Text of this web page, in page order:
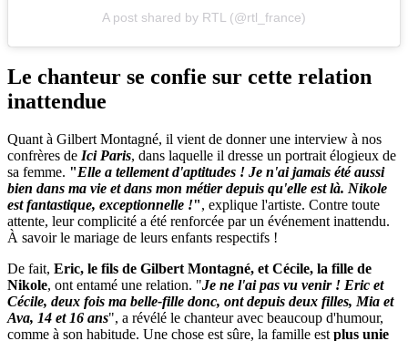
A post shared by RTL (@rtl_france)
Le chanteur se confie sur cette relation
inattendue
Quant à Gilbert Montagné, il vient de donner une interview à nos
confrères de Ici Paris, dans laquelle il dresse un portrait élogieux de
sa femme. "Elle a tellement d'aptitudes ! Je n'ai jamais été aussi
bien dans ma vie et dans mon métier depuis qu'elle est là. Nikole
est fantastique, exceptionnelle !", explique l'artiste. Contre toute
attente, leur complicité a été renforcée par un événement inattendu.
À savoir le mariage de leurs enfants respectifs !
De fait, Eric, le fils de Gilbert Montagné, et Cécile, la fille de
Nikole, ont entamé une relation. "Je ne l'ai pas vu venir ! Eric et
Cécile, deux fois ma belle-fille donc, ont depuis deux filles, Mia et
Ava, 14 et 16 ans", a révélé le chanteur avec beaucoup d'humour,
comme à son habitude. Une chose est sûre, la famille estplus unie